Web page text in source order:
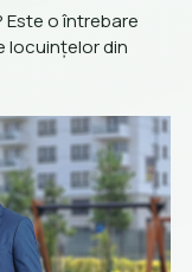
o întrebare
locuințelor din